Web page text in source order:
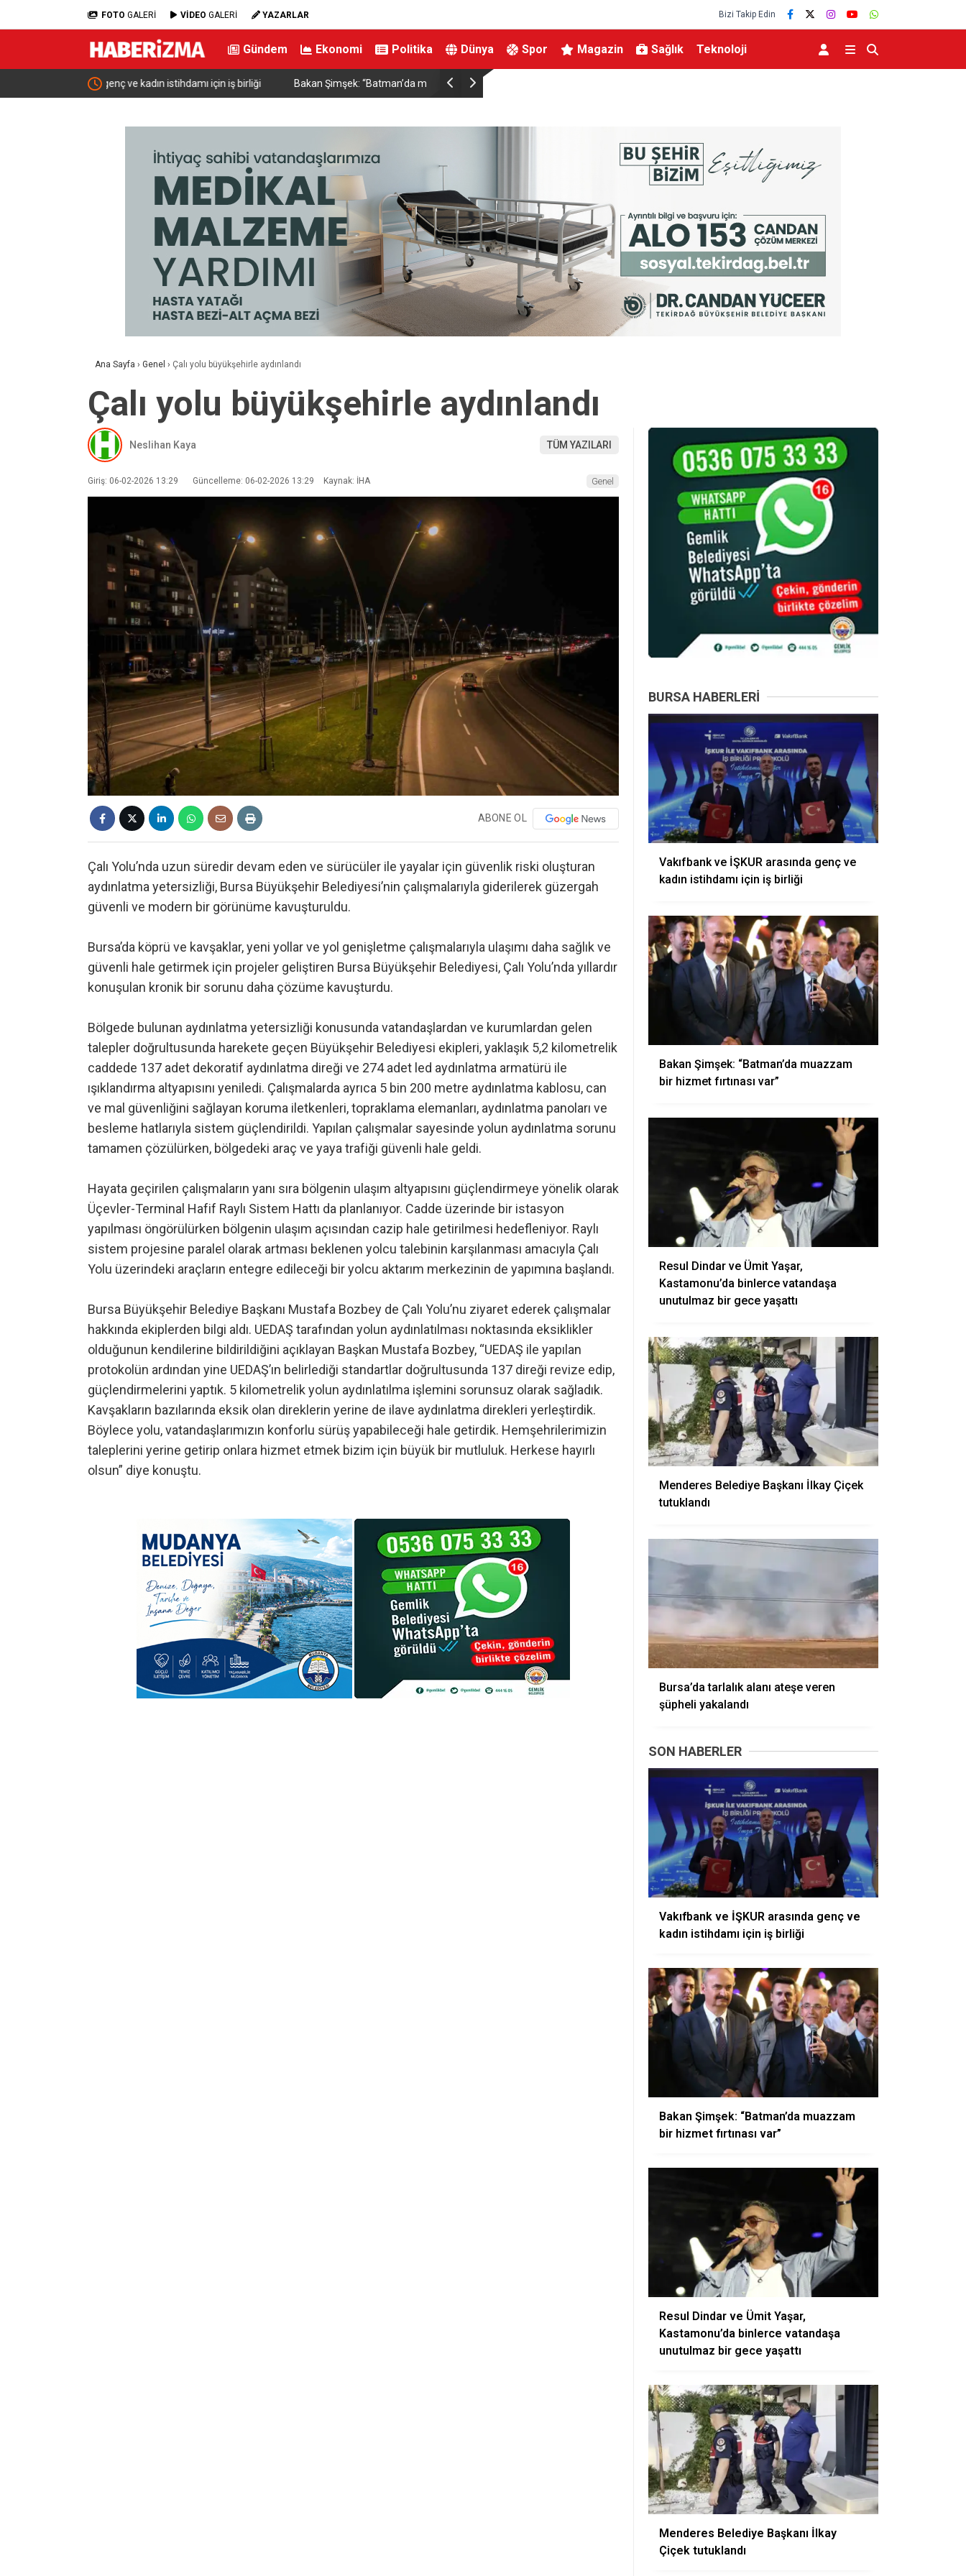
FOTO GALERİ VİDEO GALERİ YAZARLAR Bizi Takip Edin
Gündem Ekonomi Politika Dünya Spor Magazin Sağlık Teknoloji
Bakan Şimşek: “Batman’da muazzam bir hizmet fırtınası var” Resul Dindar ve Ümit Yaşar, Kastamonu’da binlerce vatandaşa
Ana Sayfa › Genel › Çalı yolu büyükşehirle aydınlandı
Çalı yolu büyükşehirle aydınlandı
Neslihan Kaya TÜM YAZILARI
Giriş: 06-02-2026 13:29 Güncelleme: 06-02-2026 13:29 Kaynak: İHA Genel
ABONE OL
Çalı Yolu’nda uzun süredir devam eden ve sürücüler ile yayalar için güvenlik riski oluşturan
aydınlatma yetersizliği, Bursa Büyükşehir Belediyesi’nin çalışmalarıyla giderilerek güzergah
güvenli ve modern bir görünüme kavuşturuldu.
Bursa’da köprü ve kavşaklar, yeni yollar ve yol genişletme çalışmalarıyla ulaşımı daha sağlık ve
güvenli hale getirmek için projeler geliştiren Bursa Büyükşehir Belediyesi, Çalı Yolu’nda yıllardır
konuşulan kronik bir sorunu daha çözüme kavuşturdu.
Bölgede bulunan aydınlatma yetersizliği konusunda vatandaşlardan ve kurumlardan gelen
talepler doğrultusunda harekete geçen Büyükşehir Belediyesi ekipleri, yaklaşık 5,2 kilometrelik
caddede 137 adet dekoratif aydınlatma direği ve 274 adet led aydınlatma armatürü ile
ışıklandırma altyapısını yeniledi. Çalışmalarda ayrıca 5 bin 200 metre aydınlatma kablosu, can
ve mal güvenliğini sağlayan koruma iletkenleri, topraklama elemanları, aydınlatma panoları ve
besleme hatlarıyla sistem güçlendirildi. Yapılan çalışmalar sayesinde yolun aydınlatma sorunu
tamamen çözülürken, bölgedeki araç ve yaya trafiği güvenli hale geldi.
Hayata geçirilen çalışmaların yanı sıra bölgenin ulaşım altyapısını güçlendirmeye yönelik olarak
Üçevler-Terminal Hafif Raylı Sistem Hattı da planlanıyor. Cadde üzerinde bir istasyon
yapılması öngörülürken bölgenin ulaşım açısından cazip hale getirilmesi hedefleniyor. Raylı
sistem projesine paralel olarak artması beklenen yolcu talebinin karşılanması amacıyla Çalı
Yolu üzerindeki araçların entegre edileceği bir yolcu aktarım merkezinin de yapımına başlandı.
Bursa Büyükşehir Belediye Başkanı Mustafa Bozbey de Çalı Yolu’nu ziyaret ederek çalışmalar
hakkında ekiplerden bilgi aldı. UEDAŞ tarafından yolun aydınlatılması noktasında eksiklikler
olduğunun kendilerine bildirildiğini açıklayan Başkan Mustafa Bozbey, “UEDAŞ ile yapılan
protokolün ardından yine UEDAŞ’ın belirlediği standartlar doğrultusunda 137 direği revize edip,
güçlendirmelerini yaptık. 5 kilometrelik yolun aydınlatılma işlemini sorunsuz olarak sağladık.
Kavşakların bazılarında eksik olan direklerin yerine de ilave aydınlatma direkleri yerleştirdik.
Böylece yolu, vatandaşlarımızın konforlu sürüş yapabileceği hale getirdik. Hemşehrilerimizin
taleplerini yerine getirip onlara hizmet etmek bizim için büyük bir mutluluk. Herkese hayırlı
olsun” diye konuştu.
BURSA HABERLERI
Vakıfbank ve İŞKUR arasında genç ve
kadın istihdamı için iş birliği
Bakan Şimşek: “Batman’da muazzam
bir hizmet fırtınası var”
Resul Dindar ve Ümit Yaşar,
Kastamonu’da binlerce vatandaşa
unutulmaz bir gece yaşattı
Menderes Belediye Başkanı İlkay Çiçek
tutuklandı
Bursa’da tarlalık alanı ateşe veren
şüpheli yakalandı
SON HABERLER
Vakıfbank ve İŞKUR arasında genç ve
kadın istihdamı için iş birliği
Bakan Şimşek: “Batman’da muazzam
bir hizmet fırtınası var”
Resul Dindar ve Ümit Yaşar,
Kastamonu’da binlerce vatandaşa
unutulmaz bir gece yaşattı
Menderes Belediye Başkanı İlkay
Çiçek tutuklandı